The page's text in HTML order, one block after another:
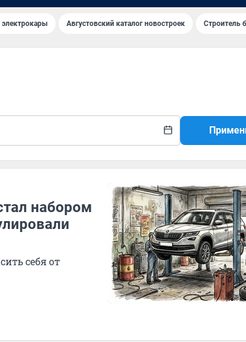
электрокары Августовский каталог новостроек Строитель
набором
себя от